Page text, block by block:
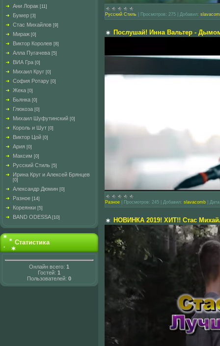
Ани Лорак [11]
Бумер [3]
Стас Михайлов [9]
Мираж [0]
Виктор Королев [8]
Алла Пугачева [5]
ВИА Гра [0]
Михаил Круг [0]
София Ротару [0]
Жека [0]
Бьянка [0]
Глюкоза [0]
Михаил Шуфутинский [0]
Король и Шут [0]
Виктор Цой [0]
Ария [0]
Максим [0]
Русский Стиль [5]
Ирина Круг и Алексей Брянцев
[0]
Александр Дюмин [0]
Разное [14]
Кореянки [5]
BAND ODESSA [10]
Статистика
Онлайн всего: 1
Гостей: 1
Пользователей: 0
Русский Стиль Просмотров: 275 Добавил:
Послушай! Инна Вальтер -
Разное Просмотров: 245 Добавил: slavacomb
НОВИНКА 2019! ХИТ!! Стас